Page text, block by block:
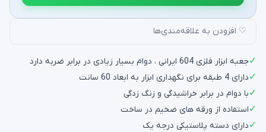
♡ افزودن به علاقه‌مندی‌ها
✓جعبه ابزار فلزی 604 ایرانی ، دوام بسیار زیادی در برابر ضربه دارد
✓دارای 4 طبقه برای نگهداری ابزار به ابعاد 60 سانت
✓با دوام در برابر خراشیدگی و زنگ زدگی
✓استفاده از ورقه های ضخیم در ساخت
✓دارای دسته پلاستیکی درجه یک